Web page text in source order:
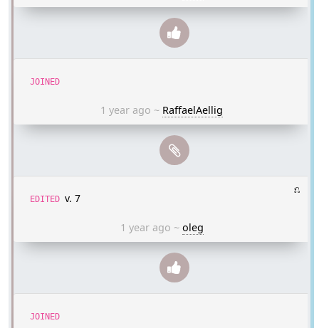
JOINED
1 year ago ~ RaffaelAellig
⎌
EDITED v. 7
1 year ago ~ oleg
JOINED